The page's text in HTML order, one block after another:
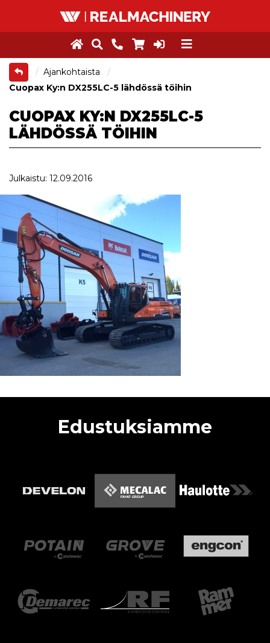
Ajankohtaista
Cuopax Ky:n DX255LC-5 lähdössä töihin
CUOPAX KY:N DX255LC-5
LÄHDÖSSÄ TÖIHIN
Julkaistu: 12.09.2016
Edustuksiamme